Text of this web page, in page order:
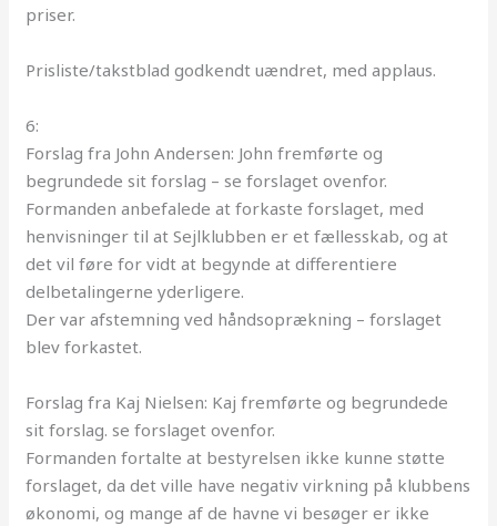
priser.
Prisliste/takstblad godkendt uændret, med applaus.
6:
Forslag fra John Andersen: John fremførte og
begrundede sit forslag – se forslaget ovenfor.
Formanden anbefalede at forkaste forslaget, med
henvisninger til at Sejlklubben er et fællesskab, og at
det vil føre for vidt at begynde at differentiere
delbetalingerne yderligere.
Der var afstemning ved håndsoprækning – forslaget
blev forkastet.
Forslag fra Kaj Nielsen: Kaj fremførte og begrundede
sit forslag. se forslaget ovenfor.
Formanden fortalte at bestyrelsen ikke kunne støtte
forslaget, da det ville have negativ virkning på klubbens
økonomi, og mange af de havne vi besøger er ikke